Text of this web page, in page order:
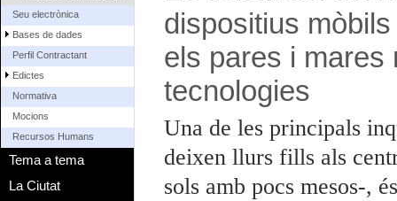
Seu electrònica
Bases de dades
Perfil Contractant
Edictes
Normativa
Mocions
Recursos Humans
Tema a tema
La Ciutat
dispositius
els pares i mares
tecnologies
Una de les principals
deixen llurs fills als
sols amb pocs mesos-,